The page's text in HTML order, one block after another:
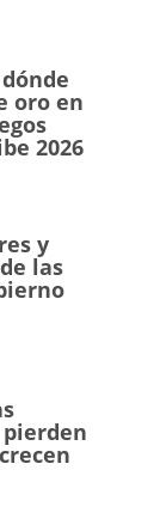
oro en
2026
y
las